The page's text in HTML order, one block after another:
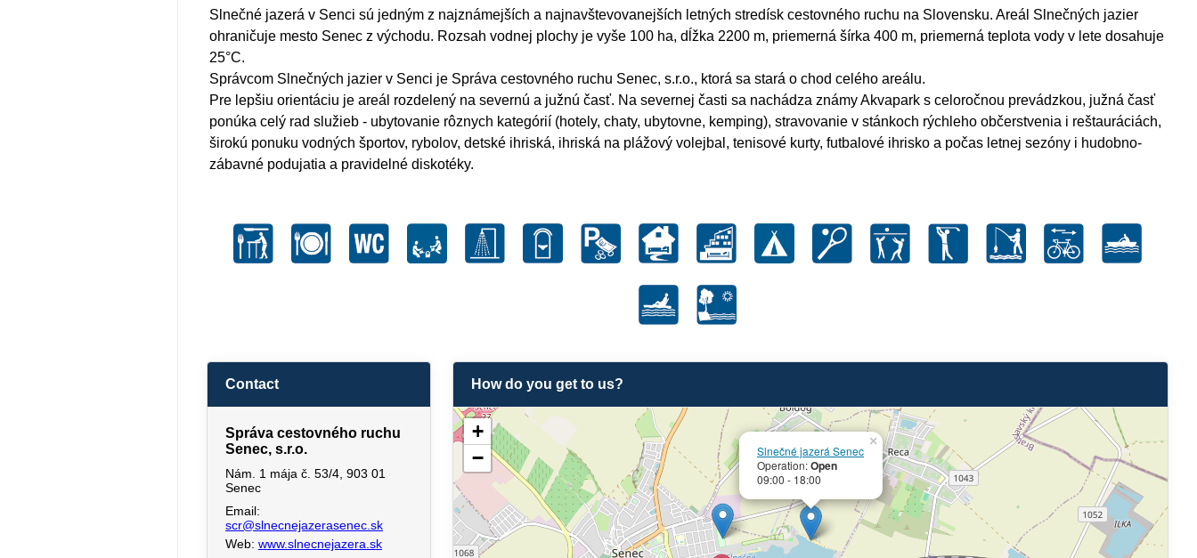
Slnečné jazerá v Senci sú jedným z najznámejších a najnavštevovanejších letných stredísk cestovného ruchu na Slovensku. Areál Slnečných jazier
ohraničuje mesto Senec z východu. Rozsah vodnej plochy je vyše 100 ha, dĺžka 2200 m, priemerná šírka 400 m, priemerná teplota vody v lete dosahuje
25°C.
Správcom Slnečných jazier v Senci je Správa cestovného ruchu Senec, s.r.o., ktorá sa stará o chod celého areálu.
Pre lepšiu orientáciu je areál rozdelený na severnú a južnú časť. Na severnej časti sa nachádza známy Akvapark s celoročnou prevádzkou, južná časť
ponúka celý rad služieb - ubytovanie rôznych kategórií (hotely, chaty, ubytovne, kemping), stravovanie v stánkoch rýchleho občerstvenia i reštauráciách,
širokú ponuku vodných športov, rybolov, detské ihriská, ihriská na plážový volejbal, tenisové kurty, futbalové ihrisko a počas letnej sezóny i hudobno-
zábavné podujatia a pravidelné diskotéky.
Contact
Správa cestovného ruchu
Senec, s.r.o.
Nám. 1 mája č. 53/4, 903 01
Senec
Email:
scr@slnecnejazerasenec.sk
Web: www.slnecnejazera.sk
How do you get to us?
Slnečné jazerá Senec
Operation:Open
09:00 - 18:00
×
+
−